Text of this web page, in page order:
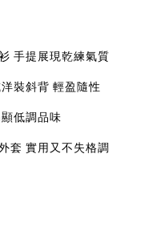
手提展現乾練氣質
裝斜背 輕盈隨性
低調品味
套 實用又不失格調